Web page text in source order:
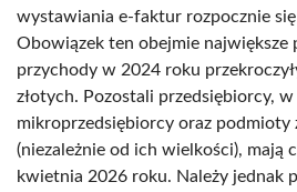
wystawiania e-faktur rozpocznie
Obowiązek ten obejmie
przychody w 2024 roku
złotych. Pozostali przedsiębiorcy, w
mikroprzedsiębiorcy oraz podmioty
(niezależnie od ich wielkości), mają
kwietnia 2026 roku. Należy jednak